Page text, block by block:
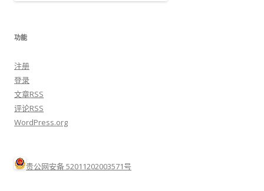
功能
注册
登录
文章RSS
评论RSS
WordPress.org
贵公网安备 52011202003571号